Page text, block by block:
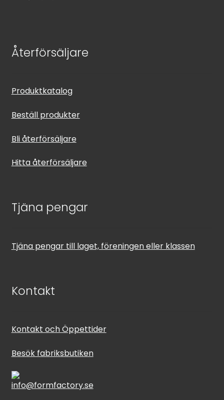
Återförsäljare
Produktkatalog
Beställ produkter
Bli återförsäljare
Hitta återförsäljare
Tjäna pengar
Tjäna pengar till laget, föreningen eller klassen
Kontakt
Kontakt och Öppettider
Besök fabriksbutiken
info@formfactory.se